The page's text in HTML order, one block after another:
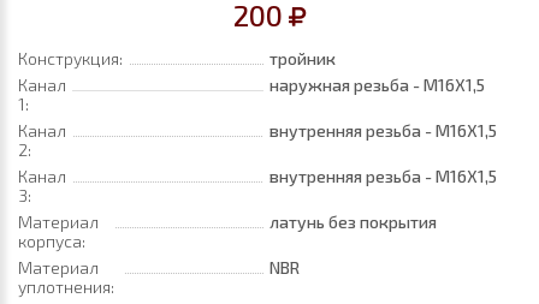
200
Конструкция:
тройник
Канал
1:
наружная резьба - M16X1,5
Канал
2:
внутренняя резьба - M16X1,5
Канал
3:
внутренняя резьба - M16X1,5
Материал
корпуса:
латунь без покрытия
Материал
уплотнения:
NBR